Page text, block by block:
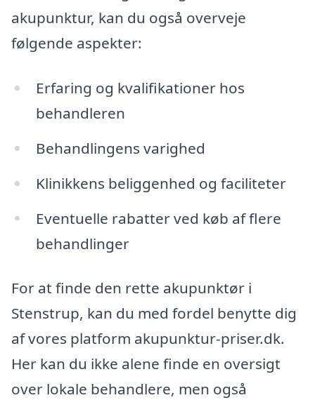
akupunktur, kan du også overveje
følgende aspekter:
Erfaring og kvalifikationer hos
behandleren
Behandlingens varighed
Klinikkens beliggenhed og faciliteter
Eventuelle rabatter ved køb af flere
behandlinger
For at finde den rette akupunktør i
Stenstrup, kan du med fordel benytte dig
af vores platform akupunktur-priser.dk.
Her kan du ikke alene finde en oversigt
over lokale behandlere, men også